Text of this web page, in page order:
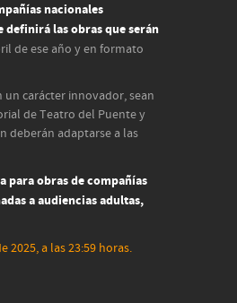
nacionales
definirá las obras que serán
de ese año y en formato
carácter innovador, sean
de Teatro del Puente y
deberán adaptarse a las
para obras de compañías
a audiencias adultas,
2025, a las 23:59 horas.